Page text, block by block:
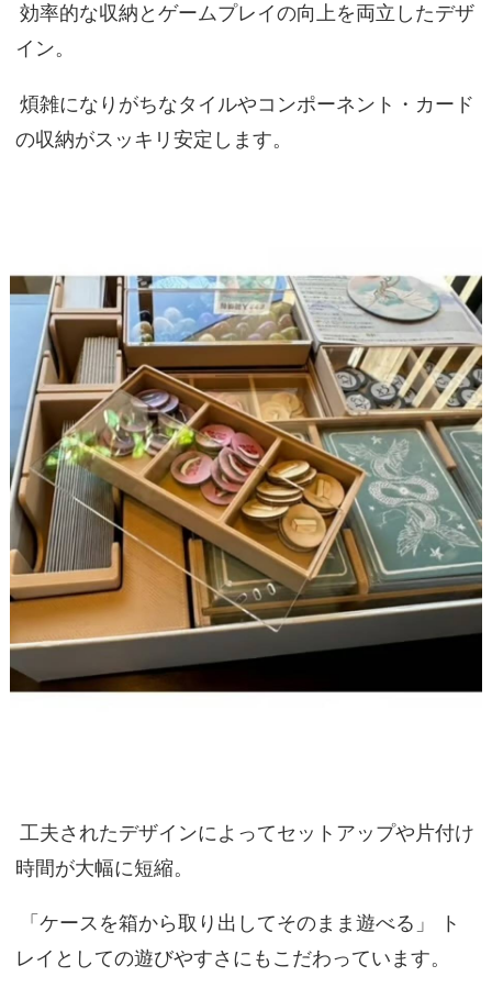
効率的な収納とゲームプレイの向上を両立したデザ
イン。
煩雑になりがちなタイルやコンポーネント・カード
の収納がスッキリ安定します。
工夫されたデザインによってセットアップや片付け
時間が大幅に短縮。
「ケースを箱から取り出してそのまま遊べる」 ト
レイとしての遊びやすさにもこだわっています。